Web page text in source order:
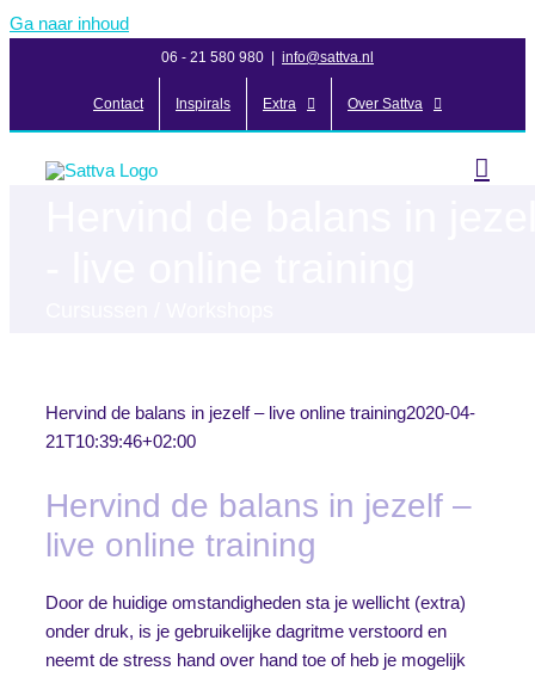
Ga naar inhoud
06 - 21 580 980 info@sattva.nl
Contact Inspirals Extra Over Sattva
Hervind de balans in jezelf – live online training2020-04-
21T10:39:46+02:00
Hervind de balans in jezelf –
live online training
Door de huidige omstandigheden sta je wellicht (extra)
onder druk, is je gebruikelijke dagritme verstoord en
neemt de stress hand over hand toe of heb je mogelijk